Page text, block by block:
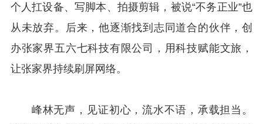
个人扛设备、写脚本、拍摄剪辑，被说“不务正业”也
从未放弃。后来，他逐渐找到志同道合的伙伴，创
办张家界五六七科技有限公司，用科技赋能文旅，
让张家界持续刷屏网络。
峰林无声，见证初心，流水不语，承载担当。